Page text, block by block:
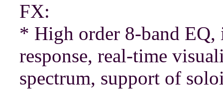
FX:
* High order 8-band
response, real-time
spectrum, support of